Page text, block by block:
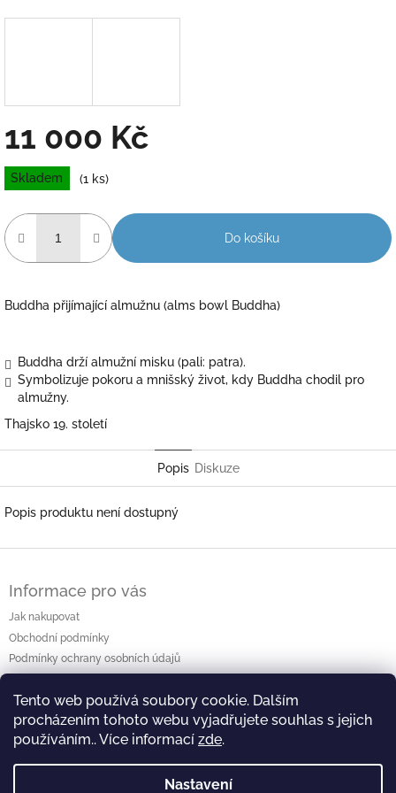
Tento web používá soubory cookie. Dalším
procházením tohoto webu vyjadřujete souhlas s jejich
používáním.. Více informací zde.
Nastavení
11 000 Kč
Měrná
cena:
Skladem (1 ks)
Do košíku
Buddha přijímající almužnu (alms bowl Buddha)
Buddha drží almužní misku (pali: patra).
Symbolizuje pokoru a mnišský život, kdy Buddha chodil pro
almužny.
Thajsko 19. století
Popis Diskuze
Popis produktu není dostupný
Informace pro vás
Jak nakupovat
Obchodní podmínky
Podmínky ochrany osobních údajů
⛩️ Web výstavy ⛩️ 🖥️ Facebook 🖥️